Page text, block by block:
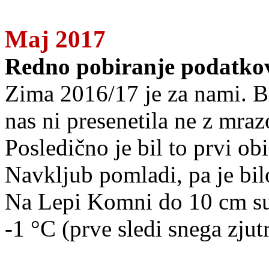
Maj 2017
Redno pobiranje
Zima 2016/17 je za nami.
nas ni presenetila ne z
Posledično je bil to prvi
Navkljub pomladi, pa je
Na Lepi Komni do 10 cm
-1 °C (prve sledi snega